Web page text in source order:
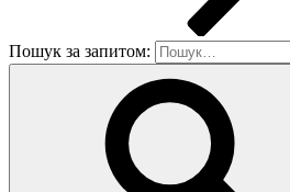
Пошук за запитом: